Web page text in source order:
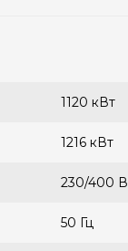
1120 кВт
1216 кВт
230/400 В
50 Гц